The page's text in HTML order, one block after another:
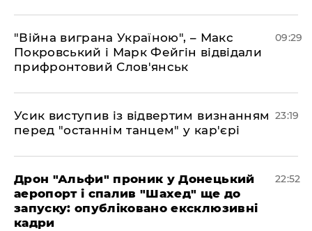
"Війна виграна Україною", – Макс
Покровський і Марк Фейгін відвідали
прифронтовий Слов'янськ
09:29
​Усик виступив із відвертим визнанням
перед "останнім танцем" у кар'єрі
23:19
​Дрон "Альфи" проник у Донецький
аеропорт і спалив "Шахед" ще до
запуску: опубліковано ексклюзивні
кадри
22:52